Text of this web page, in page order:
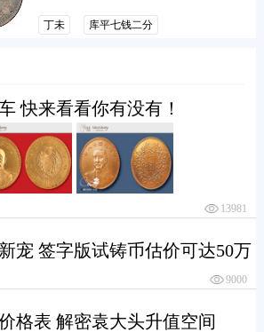
丁未 库平七钱二分
快来看看你有没有！
13981
宠 签字版试铸币估价可达50万
9000
格表 解密袁大头升值空间